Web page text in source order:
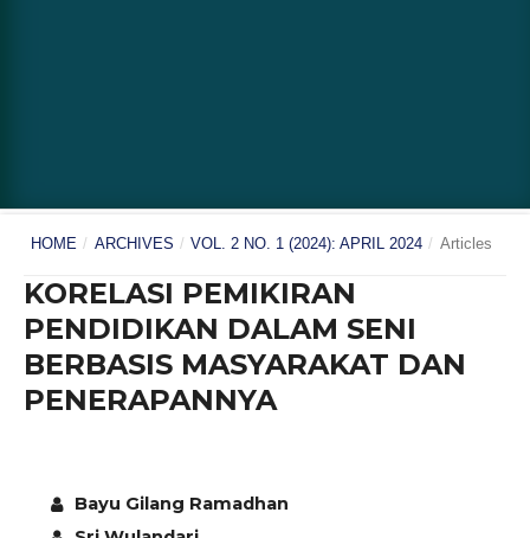
HOME / ARCHIVES / VOL. 2 NO. 1 (2024): APRIL 2024 / Articles
KORELASI PEMIKIRAN
PENDIDIKAN DALAM SENI
BERBASIS MASYARAKAT DAN
PENERAPANNYA
Bayu Gilang Ramadhan